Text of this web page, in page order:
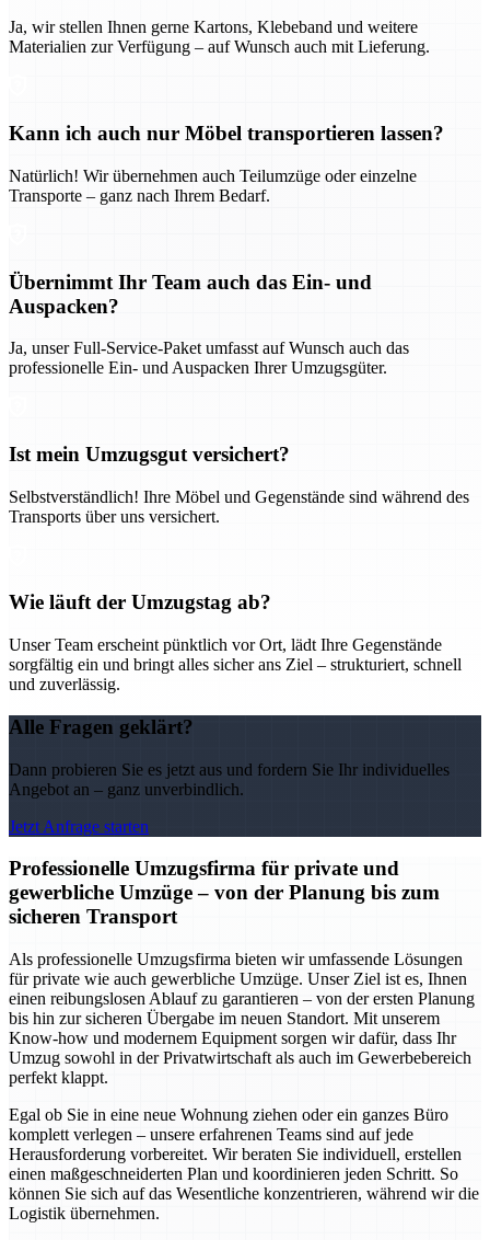
Ja, wir stellen Ihnen gerne Kartons, Klebeband und weitere
Materialien zur Verfügung – auf Wunsch auch mit Lieferung.
Kann ich auch nur Möbel transportieren lassen?
Natürlich! Wir übernehmen auch Teilumzüge oder einzelne
Transporte – ganz nach Ihrem Bedarf.
Übernimmt Ihr Team auch das Ein- und
Auspacken?
Ja, unser Full-Service-Paket umfasst auf Wunsch auch das
professionelle Ein- und Auspacken Ihrer Umzugsgüter.
Ist mein Umzugsgut versichert?
Selbstverständlich! Ihre Möbel und Gegenstände sind während des
Transports über uns versichert.
Wie läuft der Umzugstag ab?
Unser Team erscheint pünktlich vor Ort, lädt Ihre Gegenstände
sorgfältig ein und bringt alles sicher ans Ziel – strukturiert, schnell
und zuverlässig.
Alle Fragen geklärt?
Dann probieren Sie es jetzt aus und fordern Sie Ihr individuelles
Angebot an – ganz unverbindlich.
Jetzt Anfrage starten
Professionelle Umzugsfirma für private und
gewerbliche Umzüge – von der Planung bis zum
sicheren Transport
Als professionelle Umzugsfirma bieten wir umfassende Lösungen
für private wie auch gewerbliche Umzüge. Unser Ziel ist es, Ihnen
einen reibungslosen Ablauf zu garantieren – von der ersten Planung
bis hin zur sicheren Übergabe im neuen Standort. Mit unserem
Know-how und modernem Equipment sorgen wir dafür, dass Ihr
Umzug sowohl in der Privatwirtschaft als auch im Gewerbebereich
perfekt klappt.
Egal ob Sie in eine neue Wohnung ziehen oder ein ganzes Büro
komplett verlegen – unsere erfahrenen Teams sind auf jede
Herausforderung vorbereitet. Wir beraten Sie individuell, erstellen
einen maßgeschneiderten Plan und koordinieren jeden Schritt. So
können Sie sich auf das Wesentliche konzentrieren, während wir die
Logistik übernehmen.